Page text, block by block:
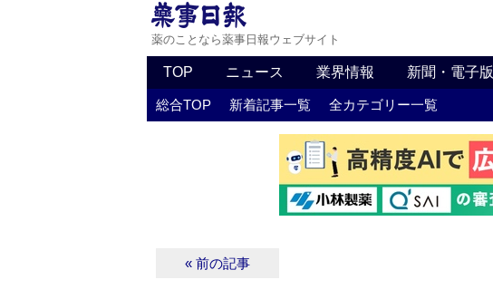
薬のことなら薬事日報ウェブサイト
TOP ニュース 業界情報 新聞・電子版
総合TOP 新着記事一覧 全カテゴリー一覧
« 前の記事